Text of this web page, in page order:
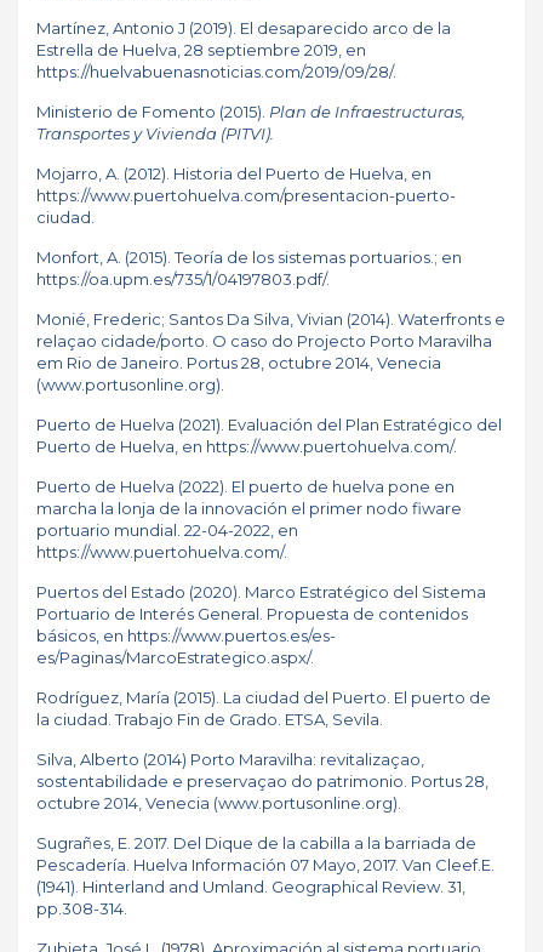
Martínez, Antonio J (2019). El desaparecido arco de la
Estrella de Huelva, 28 septiembre 2019, en
https://huelvabuenasnoticias.com/2019/09/28/.
Ministerio de Fomento (2015). Plan de Infraestructuras,
Transportes y Vivienda (PITVI).
Mojarro, A. (2012). Historia del Puerto de Huelva, en
https://www.puertohuelva.com/presentacion-puerto-
ciudad.
Monfort, A. (2015). Teoría de los sistemas portuarios.; en
https://oa.upm.es/735/1/04197803.pdf/.
Monié, Frederic; Santos Da Silva, Vivian (2014). Waterfronts e
relaçao cidade/porto. O caso do Projecto Porto Maravilha
em Rio de Janeiro. Portus 28, octubre 2014, Venecia
(www.portusonline.org).
Puerto de Huelva (2021). Evaluación del Plan Estratégico del
Puerto de Huelva, en https://www.puertohuelva.com/.
Puerto de Huelva (2022). El puerto de huelva pone en
marcha la lonja de la innovación el primer nodo fiware
portuario mundial. 22-04-2022, en
https://www.puertohuelva.com/.
Puertos del Estado (2020). Marco Estratégico del Sistema
Portuario de Interés General. Propuesta de contenidos
básicos, en https://www.puertos.es/es-
es/Paginas/MarcoEstrategico.aspx/.
Rodríguez, María (2015). La ciudad del Puerto. El puerto de
la ciudad. Trabajo Fin de Grado. ETSA, Sevila.
Silva, Alberto (2014) Porto Maravilha: revitalizaçao,
sostentabilidade e preservaçao do patrimonio. Portus 28,
octubre 2014, Venecia (www.portusonline.org).
Sugrañes, E. 2017. Del Dique de la cabilla a la barriada de
Pescadería. Huelva Información 07 Mayo, 2017. Van Cleef.E.
(1941). Hinterland and Umland. Geographical Review. 31,
pp.308-314.